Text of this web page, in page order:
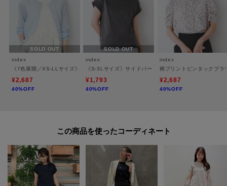
※この製品は、太陽光線中の紫外線(UV)を通しにくくします。この効果は永
久的ではありません。
※照明の関係により、実際よりも色味が違って見える場合があります。ま
た、パソコン・スマートフォンなどの環境により、若干製品と画像のカラー
が異なる場合もございます。
SOLD OUT
index
《7色展開／XS-LLサイズ》ビジューボタンクルーネックカーディガン【洗濯機洗い可】
¥2,687
40%OFF
SOLD OUT
index
《S-3Lサイズ》サイドパール調ボタンボクシートップス
¥1,793
40%OFF
index
柄プリントピンタックブラ
¥2,687
40%OFF
この商品を使った